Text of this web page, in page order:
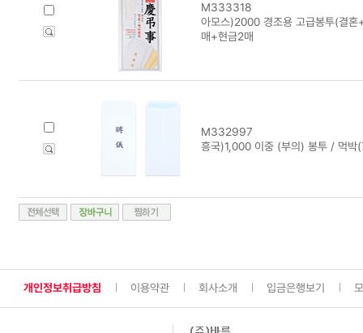
M333318
아모스)2000 경조용 고급봉투(결
매+현금2매
M332997
흥국)1,000 이중 (부의) 봉투 / 먹박
개인정보취급방침 이용약관 회사소개 입금은행보기